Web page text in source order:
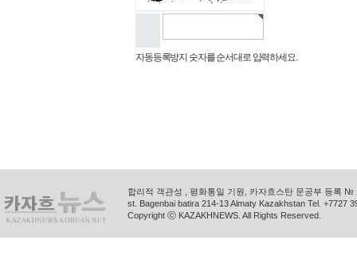
자동등록방지 숫자를 순서대로 입력하세요.
합리적 객관성 , 평화통일 기원, 카자흐스탄 문공부 등록
st. Bagenbai batira 214-13 Almaty Kazakhstan Tel. +7727
Copyright ⓒ KAZAKHNEWS. All Rights Reserved.